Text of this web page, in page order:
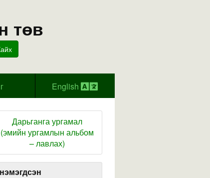
төв
English
Дарьганга ургамал
(эмийн ургамлын альбом
– лавлах)